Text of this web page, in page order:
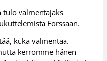
tulo valmentajaksi
Forssaan.
kuka valmentaa.
kerromme hänen